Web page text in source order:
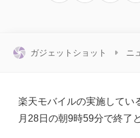
ガジェットショット ニ
楽天モバイルの実施してい
月28日の朝9時59分で終了